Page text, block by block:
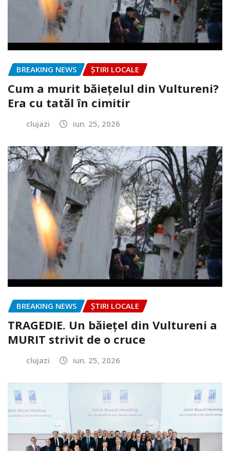
BREAKING NEWS ȘTIRI LOCALE
Cum a murit băiețelul din Vultureni?
Era cu tatăl în cimitir
clujazi iun. 25, 2026
BREAKING NEWS ȘTIRI LOCALE
TRAGEDIE. Un băiețel din Vultureni a
MURIT strivit de o cruce
clujazi iun. 25, 2026